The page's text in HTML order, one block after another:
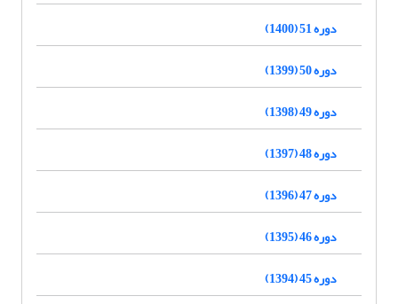
دوره 51 (1400)
دوره 50 (1399)
دوره 49 (1398)
دوره 48 (1397)
دوره 47 (1396)
دوره 46 (1395)
دوره 45 (1394)